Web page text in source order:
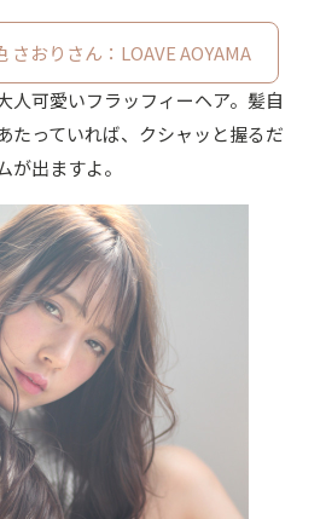
さおりさん：LOAVE AOYAMA
人可愛いフラッフィーヘア。髪自
たっていれば、クシャッと握るだ
が出ますよ。